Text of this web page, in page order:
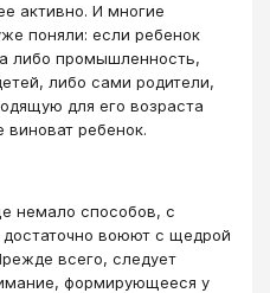
активно. И многие
поняли: если ребенок
либо промышленность,
либо сами родители,
для его возраста
виноват ребенок.
немало способов, с
воюют с щедрой
всего, следует
формирующееся у